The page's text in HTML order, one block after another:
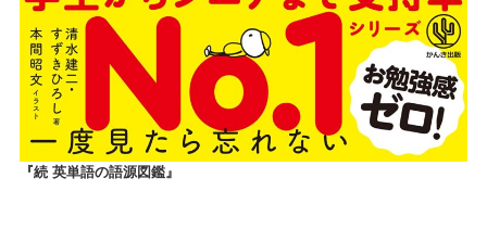
『続 英単語の語源図鑑』